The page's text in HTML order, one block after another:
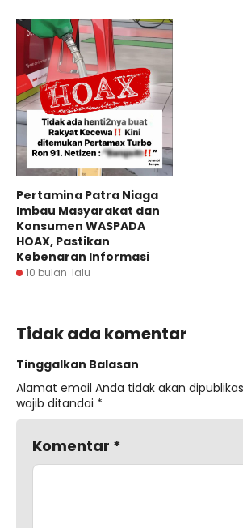
Pertamina Patra Niaga
Imbau Masyarakat dan
Konsumen WASPADA
HOAX, Pastikan
Kebenaran Informasi
10 bulan lalu
Tidak ada komentar
Tinggalkan Balasan
Alamat email Anda tidak akan
wajib ditandai *
Komentar *